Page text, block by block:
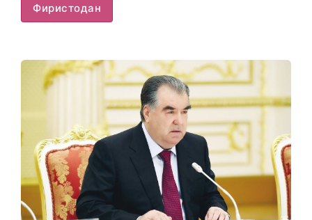
Фиристодан